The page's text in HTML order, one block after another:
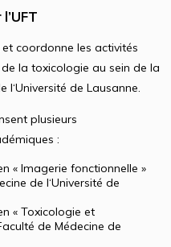
coordonne les activités
la toxicologie au sein de la
l‘Université de Lausanne.
plusieurs
:
« Imagerie fonctionnelle »
de l‘Université de
« Toxicologie et
de Médecine de